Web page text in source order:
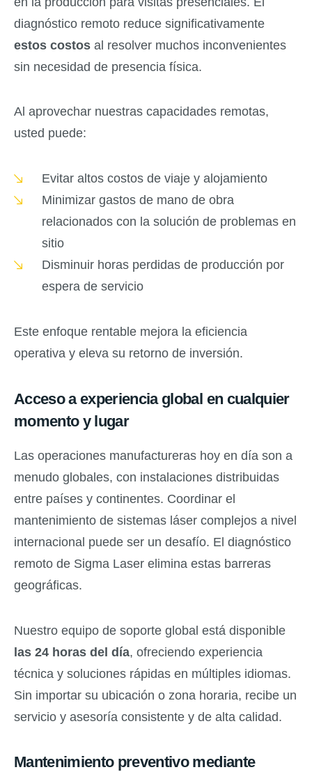
diagnóstico remoto reduce significativamente
estos costos al resolver muchos inconvenientes
sin necesidad de presencia física.
Al aprovechar nuestras capacidades remotas,
usted puede:
Evitar altos costos de viaje y alojamiento
Minimizar gastos de mano de obra
relacionados con la solución de problemas en
sitio
Disminuir horas perdidas de producción por
espera de servicio
Este enfoque rentable mejora la eficiencia
operativa y eleva su retorno de inversión.
Acceso a experiencia global en cualquier
momento y lugar
Las operaciones manufactureras hoy en día son a
menudo globales, con instalaciones distribuidas
entre países y continentes. Coordinar el
mantenimiento de sistemas láser complejos a nivel
internacional puede ser un desafío. El diagnóstico
remoto de Sigma Laser elimina estas barreras
geográficas.
Nuestro equipo de soporte global está disponible
las 24 horas del día, ofreciendo experiencia
técnica y soluciones rápidas en múltiples idiomas.
Sin importar su ubicación o zona horaria, recibe un
servicio y asesoría consistente y de alta calidad.
Mantenimiento preventivo mediante